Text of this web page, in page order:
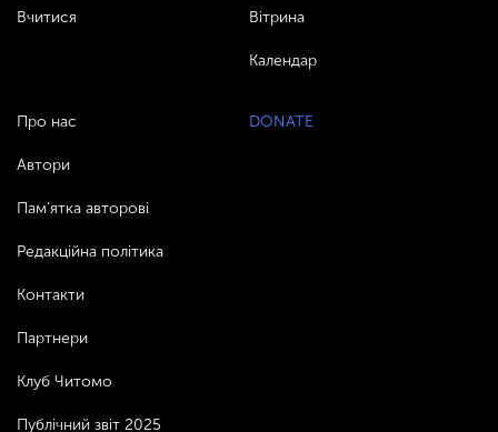
Вчитися Вітрина
Календар
Про нас
Автори
Пам’ятка авторові
Редакційна політика
Контакти
Партнери
Клуб Читомо
Публічний звіт 2025
DONATE